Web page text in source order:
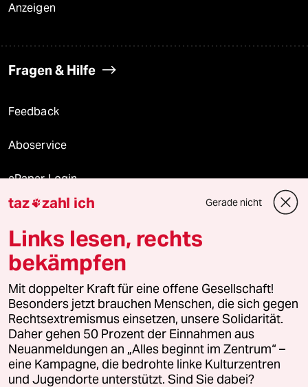
Anzeigen
Fragen & Hilfe
Feedback
Aboservice
ePaper Login
Downloads für Abonnierende
© 2026 taz Verlags und Vertriebs GmbH
Alle Rechte vorbehalten. Bei rechtlichen Fragen oder für Genehmigungen
wenden Sie sich bitte an
lizenzen@taz.de
Feedback Redaktionsstatut Kommune-Richtlinien
Leitlinie Informant Datenschutz Impressum AGB
taz zahl ich Gerade nicht
Links lesen, rechts
bekämpfen
Mit doppelter Kraft für eine offene Gesellschaft!
Besonders jetzt brauchen Menschen, die sich gegen
Rechtsextremismus einsetzen, unsere Solidarität.
Daher gehen 50 Prozent der Einnahmen aus
Neuanmeldungen an „Alles beginnt im Zentrum“ –
eine Kampagne, die bedrohte linke Kulturzentren
und Jugendorte unterstützt. Sind Sie dabei?